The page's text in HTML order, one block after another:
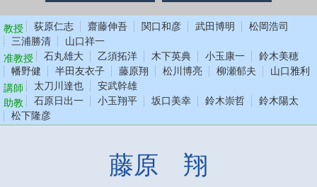
教授 荻原仁志 齋藤伸吾 関口和彦 武田博明
松岡浩司
三浦勝清
山口祥一
准教授
石丸雄大 乙須拓洋 木下英典 小玉康一
鈴木美穂
幡野健
半田友衣子 藤原翔 松川博亮 柳瀬郁夫
山口雅利
講師
太刀川達也
安武幹雄
助教
石原日出一 小玉翔平 坂口美幸 鈴木崇哲
鈴木陽太
松下隆彦
藤原 翔